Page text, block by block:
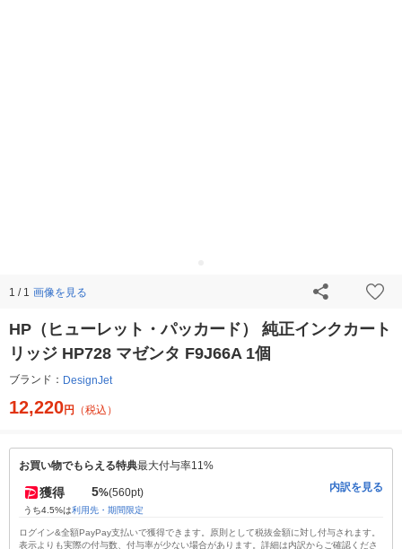
1 / 1 画像を見る
HP（ヒューレット・パッカード） 純正インクカート
リッジ HP728 マゼンタ F9J66A 1個
ブランド： DesignJet
12,220円 （税込）
お買い物でもらえる特典最大付与率11%
獲得 5%(560pt)
うち4.5%は利用先・期間限定
内訳を見る
ログイン&全額PayPay支払いで獲得できます。原則として税抜金額に対し付与されます。
表示よりも実際の付与数、付与率が少ない場合があります。詳細は内訳からご確認くださ